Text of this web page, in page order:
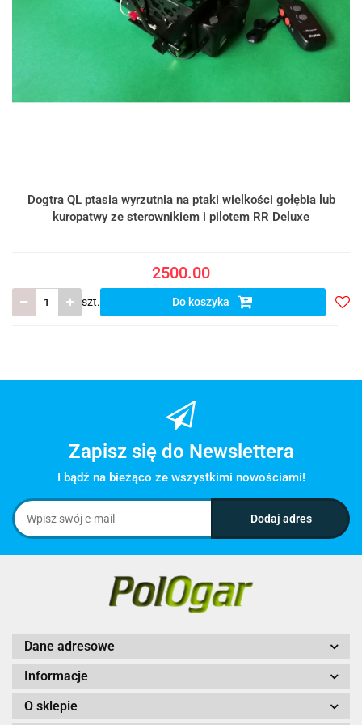
Dogtra QL ptasia wyrzutnia na ptaki wielkości gołębia lub
kuropatwy ze sterownikiem i pilotem RR Deluxe
2500.00
szt. Do koszyka
Zapisz się do Newslettera
I bądź na bieżąco ze wszystkimi nowościami!
Dane adresowe
Informacje
O sklepie